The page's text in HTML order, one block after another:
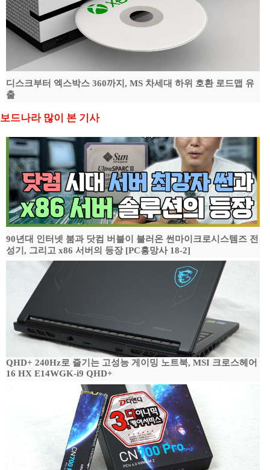
디스크부터 엑스박스 360까지, MS 차세대 하위 호환 로드맵 유
출
보드나라 많이 본 기사
90년대 인터넷 붐과 닷컴 버블이 불러온 썬마이크로시스템즈 전
성기, 그리고 x86 서버의 등장 [PC흥망사 18-2]
QHD+ 240Hz로 즐기는 고성능 게이밍 노트북, MSI 크로스헤어
16 HX E14WGK-i9 QHD+